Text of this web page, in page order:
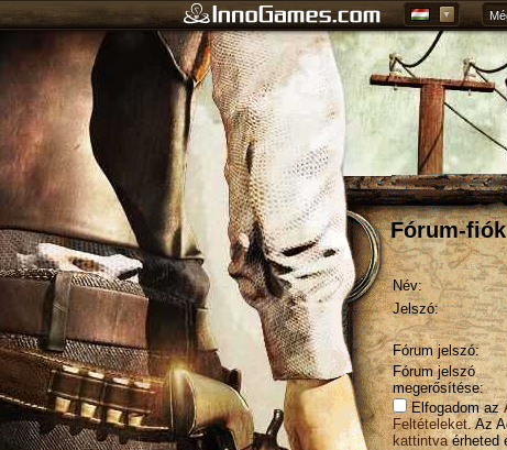
Fórum-
Név:
Jelszó:
Fórum jelszó:
Fórum jelszó
megerősítése:
Elfogadom az
Feltételeket. Az
kattintvaérheted